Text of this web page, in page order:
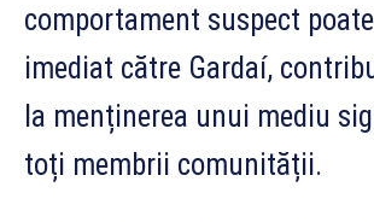
comportament suspect
imediat către Gardaí,
la menținerea unui mediu
toți membrii comunității.